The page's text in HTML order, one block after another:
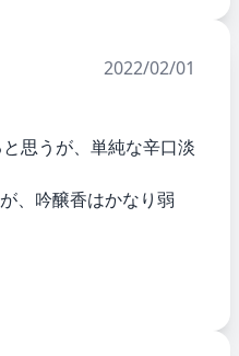
2022/02/01
思うが、単純な辛口淡
、吟醸香はかなり弱